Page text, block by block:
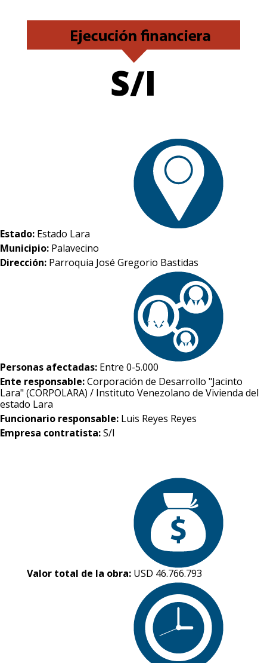
S/I
Estado: Estado Lara
Municipio: Palavecino
Dirección: Parroquia José Gregorio Bastidas
Personas afectadas: Entre 0-5.000
Ente responsable:Corporación de Desarrollo "Jacinto
Lara" (CORPOLARA) / Instituto Venezolano de Vivienda del
estado Lara
Funcionario responsable: Luis Reyes Reyes
Empresa contratista:S/I
Valor total de la obra: USD 46.766.793